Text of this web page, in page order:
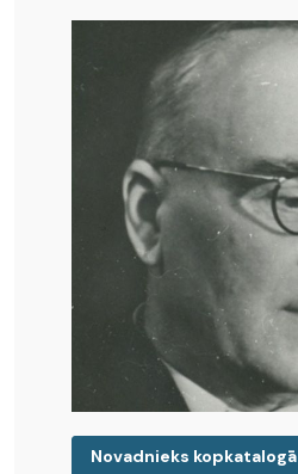
Novadnieks kopkatalogā